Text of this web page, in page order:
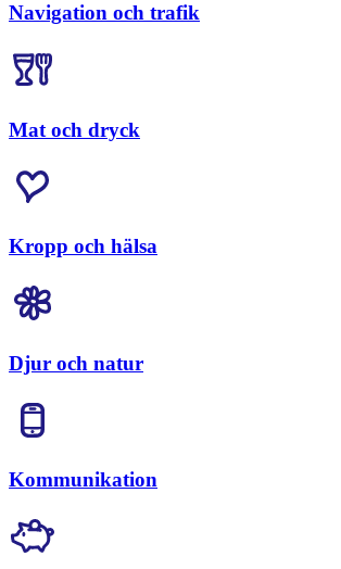
Navigation och trafik
Mat och dryck
Kropp och hälsa
Djur och natur
Kommunikation